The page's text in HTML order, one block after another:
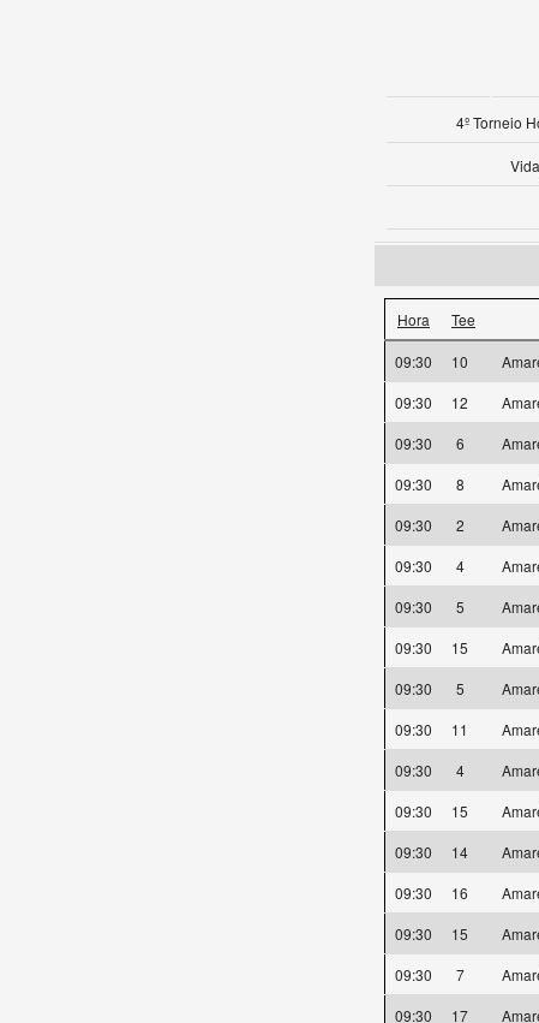
4º Torneio
Hora Tee
09:30 10
09:30
12
09:30
6
09:30
8
09:30
2
09:30
4
09:30
5
09:30
15
09:30
5
09:30
11
09:30
4
09:30
15
09:30
14
09:30
16
09:30
15
09:30
7
09:30
17